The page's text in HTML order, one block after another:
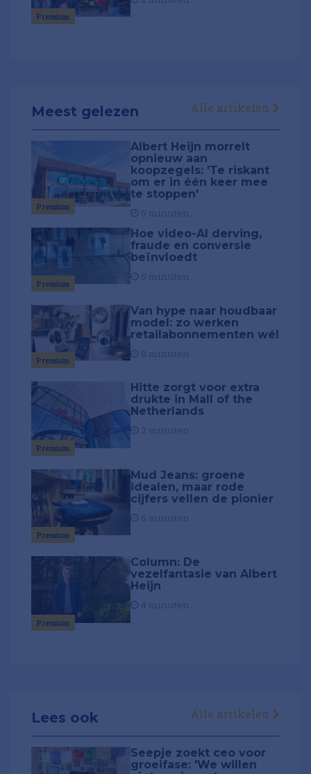
Premium
Meest gelezen Alle artikelen
Premium
Albert Heijn morrelt
opnieuw aan
koopzegels: 'Te riskant
om er in één keer mee
te stoppen'
Premium
Hoe video-AI derving,
fraude en conversie
beïnvloedt
Premium
Van hype naar houdbaar
model: zo werken
retailabonnementen wél
Premium
Hitte zorgt voor extra
drukte in Mall of the
Netherlands
Premium
Mud Jeans: groene
idealen, maar rode
cijfers vellen de pionier
Premium
Column: De
vezelfantasie van Albert
Heijn
Lees ook Alle artikelen
Seepje zoekt ceo voor
groeifase: 'We willen